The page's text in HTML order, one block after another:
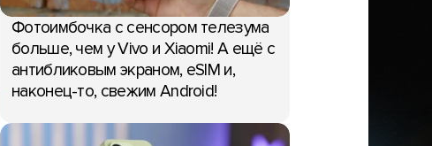
Фотоимбочка с сенсором телезума
больше, чем у Vivo и Xiaomi! А ещё с
антибликовым экраном, eSIM и,
наконец-то, свежим Android!